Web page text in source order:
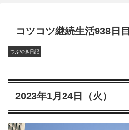
コツコツ継続生活938日目
つぶやき日記
2023年1月24日（火）